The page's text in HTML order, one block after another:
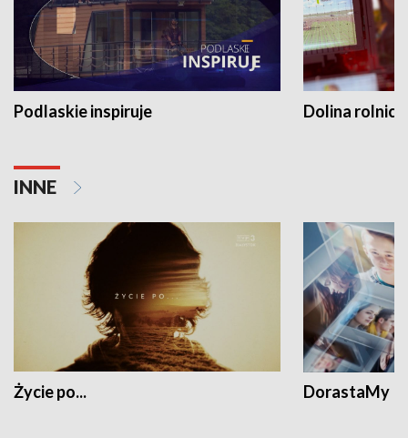
Podlaskie inspiruje Dolina
INNE
Życie po... DorastaMy